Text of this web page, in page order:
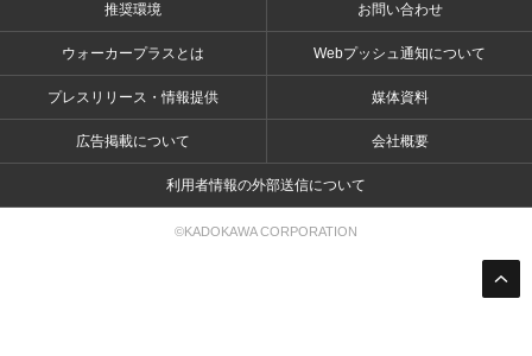
推奨環境 お問い合わせ
ウォーカープラスとは Webプッシュ通知について
プレスリリース・情報提供 媒体資料
広告掲載について 会社概要
利用者情報の外部送信について
©KADOKAWA CORPORATION